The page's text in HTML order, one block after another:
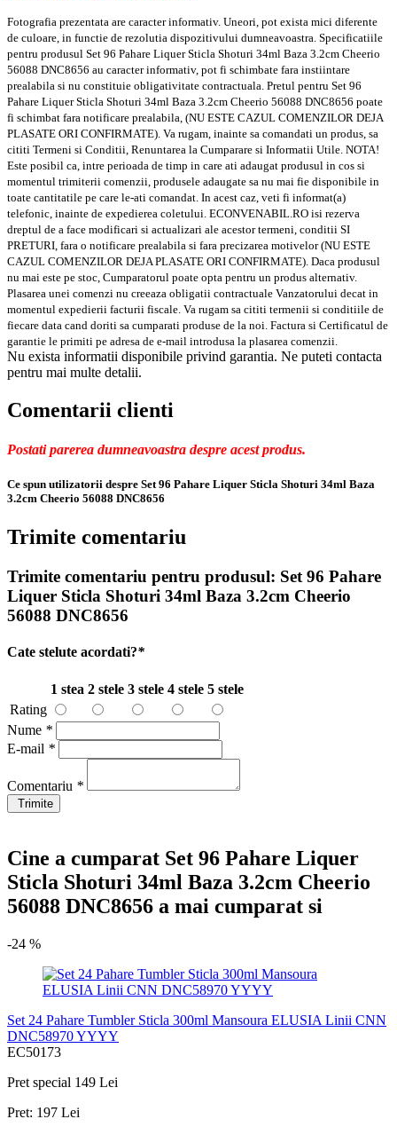
Fotografia prezentata are caracter informativ. Uneori, pot exista mici diferente
de culoare, in functie de rezolutia dispozitivului dumneavoastra. Specificatiile
pentru produsul Set 96 Pahare Liquer Sticla Shoturi 34ml Baza 3.2cm Cheerio
56088 DNC8656 au caracter informativ, pot fi schimbate fara instiintare
prealabila si nu constituie obligativitate contractuala. Pretul pentru Set 96
Pahare Liquer Sticla Shoturi 34ml Baza 3.2cm Cheerio 56088 DNC8656 poate
fi schimbat fara notificare prealabila, (NU ESTE CAZUL COMENZILOR DEJA
PLASATE ORI CONFIRMATE). Va rugam, inainte sa comandati un produs, sa
cititi Termeni si Conditii, Renuntarea la Cumparare si Informatii Utile. NOTA!
Este posibil ca, intre perioada de timp in care ati adaugat produsul in cos si
momentul trimiterii comenzii, produsele adaugate sa nu mai fie disponibile in
toate cantitatile pe care le-ati comandat. In acest caz, veti fi informat(a)
telefonic, inainte de expedierea coletului. ECONVENABIL.RO isi rezerva
dreptul de a face modificari si actualizari ale acestor termeni, conditii SI
PRETURI, fara o notificare prealabila si fara precizarea motivelor (NU ESTE
CAZUL COMENZILOR DEJA PLASATE ORI CONFIRMATE). Daca produsul
nu mai este pe stoc, Cumparatorul poate opta pentru un produs alternativ.
Plasarea unei comenzi nu creeaza obligatii contractuale Vanzatorului decat in
momentul expedierii facturii fiscale. Va rugam sa cititi termenii si conditiile de
fiecare data cand doriti sa cumparati produse de la noi. Factura si Certificatul de
garantie le primiti pe adresa de e-mail introdusa la plasarea comenzii.
Nu exista informatii disponibile privind garantia. Ne puteti contacta
pentru mai multe detalii.
Comentarii clienti
Postati parerea dumneavoastra despre acest produs.
Ce spun utilizatorii despre Set 96 Pahare Liquer Sticla Shoturi 34ml Baza
3.2cm Cheerio 56088 DNC8656
Trimite comentariu
Trimite comentariu pentru produsul: Set 96 Pahare
Liquer Sticla Shoturi 34ml Baza 3.2cm Cheerio
56088 DNC8656
Cate stelute acordati?*
1 stea 2 stele 3 stele 4 stele 5 stele
Rating
Nume *
E-mail *
Comentariu *
Trimite
Cine a cumparat Set 96 Pahare Liquer
Sticla Shoturi 34ml Baza 3.2cm Cheerio
56088 DNC8656 a mai cumparat si
-24 %
Set 24 Pahare Tumbler Sticla 300ml Mansoura ELUSIA Linii CNN
DNC58970 YYYY
EC50173
Pret special 149 Lei
Pret: 197 Lei